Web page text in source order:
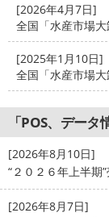
[2026年4月7日]
全国「水産市場
[2025年1月10日]
全国「水産市場
「POS、デー
[2026年8月10日]
“２０２６年上半期
[2026年8月7日]